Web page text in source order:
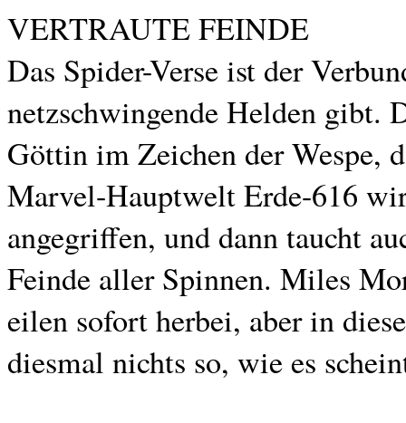
VERTRAUTE FEINDE
Das Spider-Verse ist der
netzschwingende Helden gibt.
Göttin im Zeichen der Wespe,
Marvel-Hauptwelt Erde-616
angegriffen, und dann taucht
Feinde aller Spinnen. Miles
eilen sofort herbei, aber in
diesmal nichts so, wie es